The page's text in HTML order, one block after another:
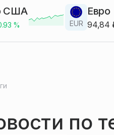
США
% EUR
Евро
94,84
по